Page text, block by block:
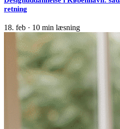
retning
18. feb · 10 min læsning